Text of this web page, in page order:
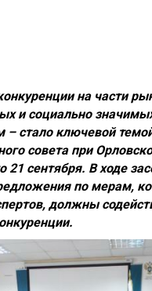
на части
и социально
– стало ключевой
совета при
21 сентября. В ходе
по мерам,
должны